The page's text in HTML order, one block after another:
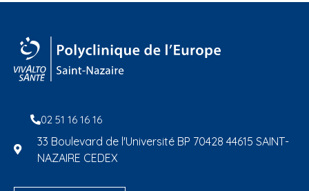
02 51 16 16 16
33 Boulevard de l'Université BP 70428 44615 SAINT-
NAZAIRE CEDEX